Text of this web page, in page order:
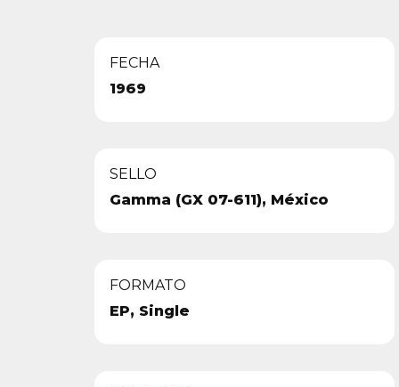
FECHA
1969
SELLO
Gamma (GX 07-611), México
FORMATO
EP, Single